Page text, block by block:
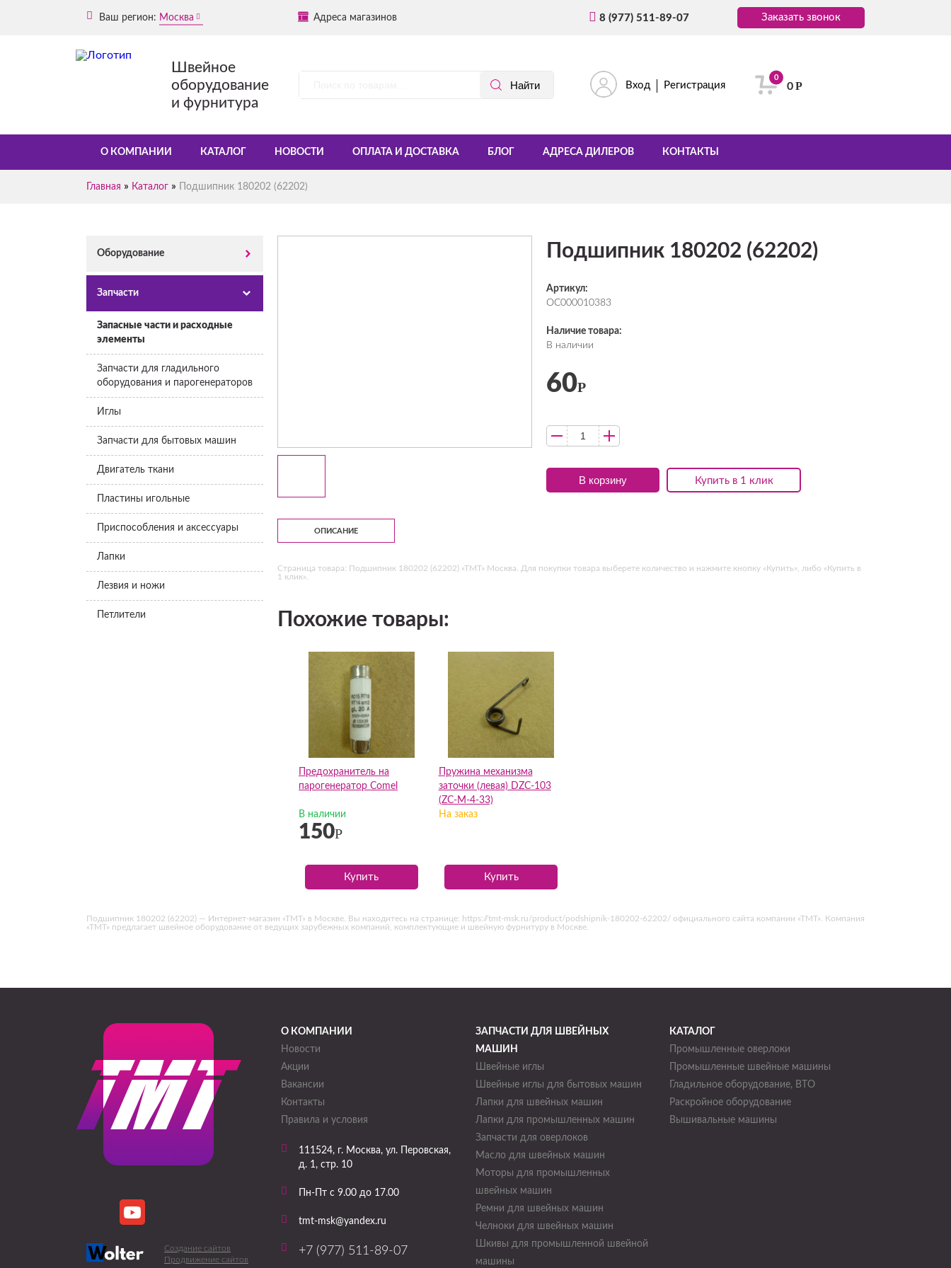
Ваш регион: Москва Адреса магазинов 8 (977) 511-89-07 Заказать звонок
Швейное
оборудование
и фурнитура
Вход Регистрация
0
0Р
О КОМПАНИИ КАТАЛОГ НОВОСТИ ОПЛАТА И ДОСТАВКА БЛОГ АДРЕСА ДИЛЕРОВ КОНТАКТЫ
Главная » Каталог » Подшипник 180202 (62202)
Оборудование
Запчасти
Запасные части и расходные
элементы
Запчасти для гладильного
оборудования и парогенераторов
Иглы
Запчасти для бытовых машин
Двигатель ткани
Пластины игольные
Приспособления и аксессуары
Лапки
Лезвия и ножи
Петлители
Подшипник 180202 (62202)
Артикул:
ОС000010383
Наличие товара:
В наличии
Купить в 1 клик
60Р
В корзину
ОПИСАНИЕ
Страница товара: Подшипник 180202 (62202) «ТМТ» Москва. Для покупки товара выберете количество и нажмите кнопку «Купить», либо «Купить в
1 клик».
Похожие товары:
Предохранитель на
парогенератор Comel
В наличии
150Р
Купить
Пружина механизма
заточки (левая) DZC-103
(ZC-M-4-33)
На заказ
Купить
Подшипник 180202 (62202) — Интернет-магазин «ТМТ» в Москве. Вы находитесь на странице: https://tmt-msk.ru/product/podshipnik-180202-62202/ официального сайта компании «ТМТ». Компания
«ТМТ» предлагает швейное оборудование от ведущих зарубежных компаний, комплектующие и швейную фурнитуру в Москве.
Создание сайтов
Продвижение сайтов
О КОМПАНИИ
Новости
Акции
Вакансии
Контакты
Правила и условия
111524, г. Москва, ул. Перовская,
д. 1, стр. 10
Пн-Пт с 9.00 до 17.00
tmt-msk@yandex.ru
+7 (977) 511-89-07
ЗАПЧАСТИ ДЛЯ ШВЕЙНЫХ
МАШИН
Швейные иглы
Швейные иглы для бытовых машин
Лапки для швейных машин
Лапки для промышленных машин
Запчасти для оверлоков
Масло для швейных машин
Моторы для промышленных
швейных машин
Ремни для швейных машин
Челноки для швейных машин
Шкивы для промышленной швейной
машины
КАТАЛОГ
Промышленные оверлоки
Промышленные швейные машины
Гладильное оборудование, ВТО
Раскройное оборудование
Вышивальные машины